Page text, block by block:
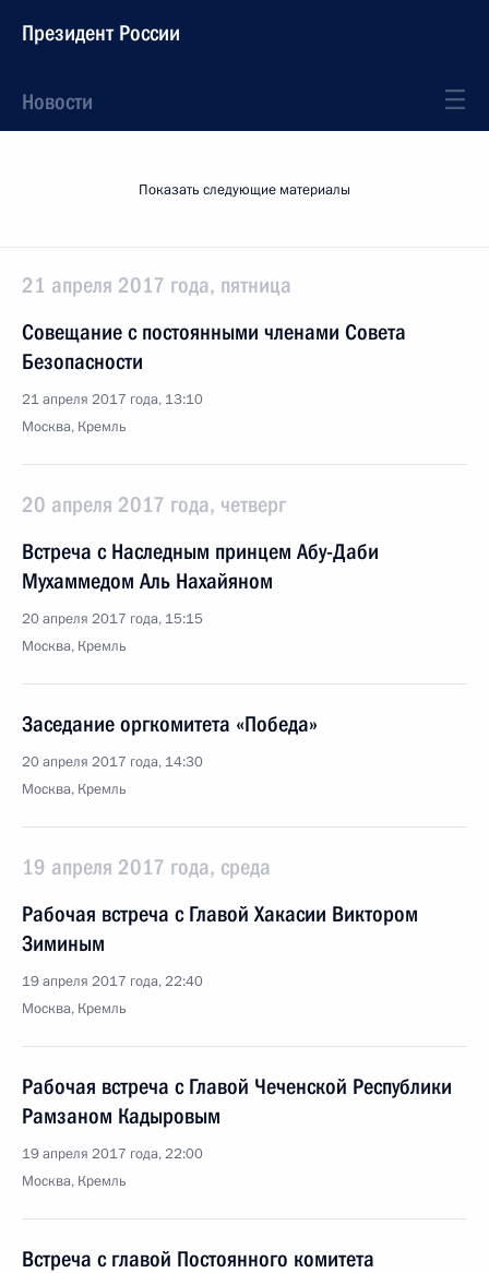
Президент России
Новости
Показать следующие материалы
21 апреля 2017 года, пятница
Совещание с постоянными членами Совета
Безопасности
21 апреля 2017 года, 13:10
Москва, Кремль
20 апреля 2017 года, четверг
Встреча с Наследным принцем Абу-Даби
Мухаммедом Аль Нахайяном
20 апреля 2017 года, 15:15
Москва, Кремль
Заседание оргкомитета «Победа»
20 апреля 2017 года, 14:30
Москва, Кремль
19 апреля 2017 года, среда
Рабочая встреча с Главой Хакасии Виктором
Зиминым
19 апреля 2017 года, 22:40
Москва, Кремль
Рабочая встреча с Главой Чеченской Республики
Рамзаном Кадыровым
19 апреля 2017 года, 22:00
Москва, Кремль
Встреча с главой Постоянного комитета